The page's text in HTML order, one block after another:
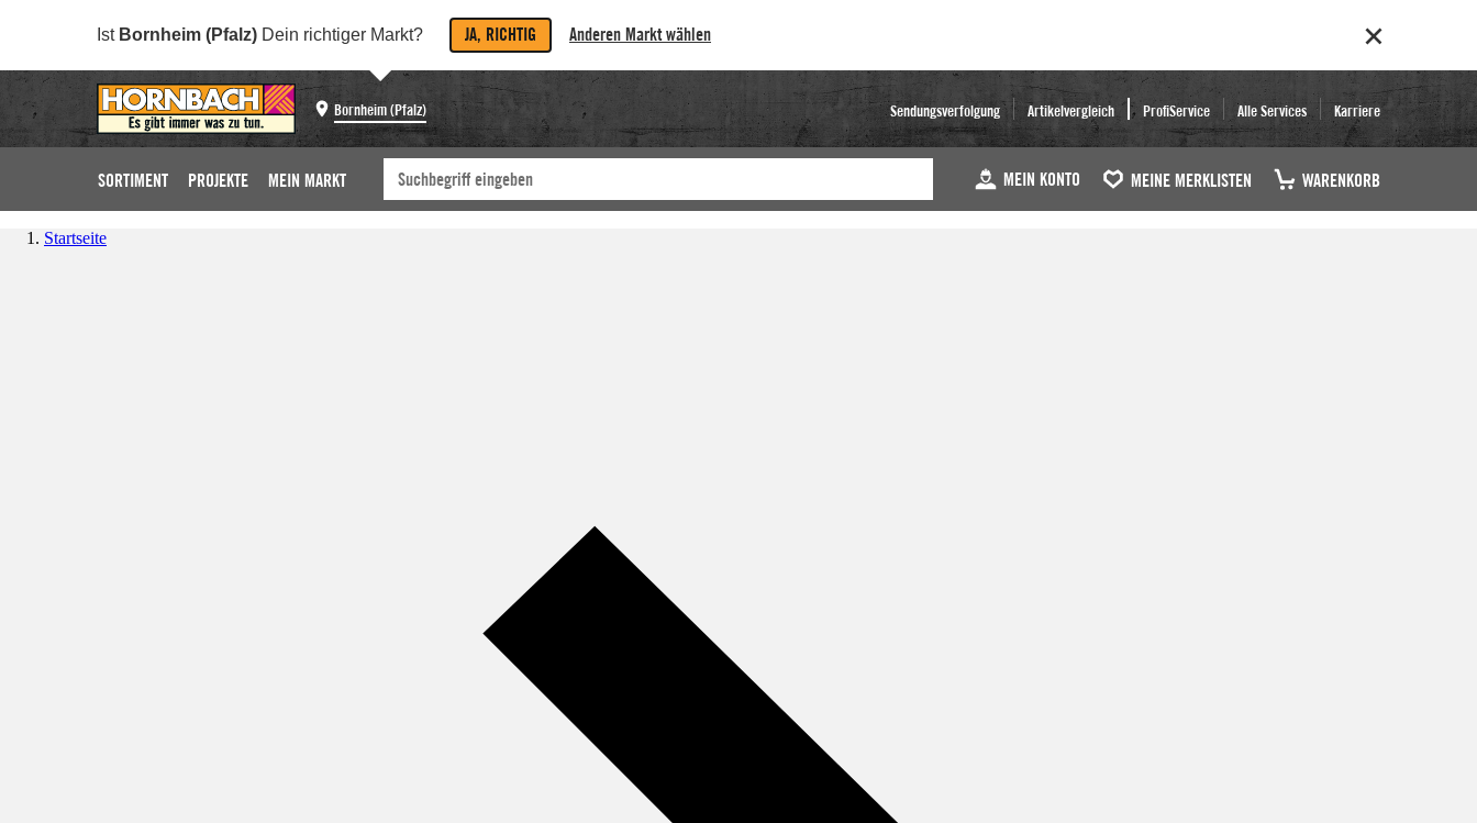
Ist Bornheim (Pfalz) Dein richtiger Markt? JA, RICHTIG Anderen Markt wählen
Bornheim (Pfalz) Sendungsverfolgung Artikelvergleich ProfiService Alle Services Karriere
SORTIMENT PROJEKTE MEIN MARKT MEIN KONTO MEINE MERKLISTEN WARENKORB
Startseite